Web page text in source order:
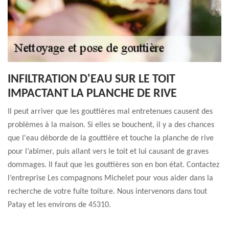
INFILTRATION D'EAU SUR LE TOIT
IMPACTANT LA PLANCHE DE RIVE
Il peut arriver que les gouttières mal entretenues causent des
problèmes à la maison. Si elles se bouchent, il y a des chances
que l'eau déborde de la gouttière et touche la planche de rive
pour l’abîmer, puis allant vers le toit et lui causant de graves
dommages. Il faut que les gouttières son en bon état. Contactez
l’entreprise Les compagnons Michelet pour vous aider dans la
recherche de votre fuite toiture. Nous intervenons dans tout
Patay et les environs de 45310.